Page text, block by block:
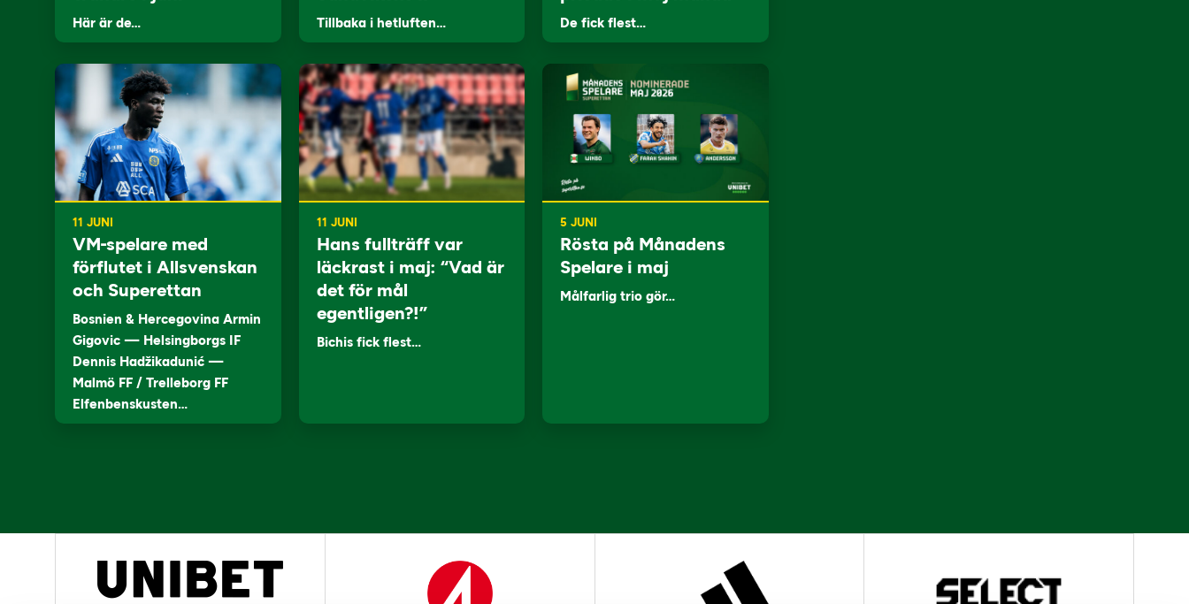
Här är de… Tillbaka i hetluften… De fick flest…
11 JUNI
VM-spelare med
förflutet i Allsvenskan
och Superettan
Bosnien & Hercegovina Armin
Gigovic — Helsingborgs IF
Dennis Hadžikadunić —
Malmö FF / Trelleborg FF
Elfenbenskusten…
11 JUNI
Hans fullträff var
läckrast i maj: “Vad är
det för mål
egentligen?!”
Bichis fick flest…
5 JUNI
Rösta på Månadens
Spelare i maj
Målfarlig trio gör…